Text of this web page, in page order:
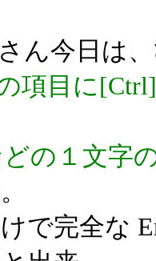
ん今日は
項目に
の１文字
で完全な